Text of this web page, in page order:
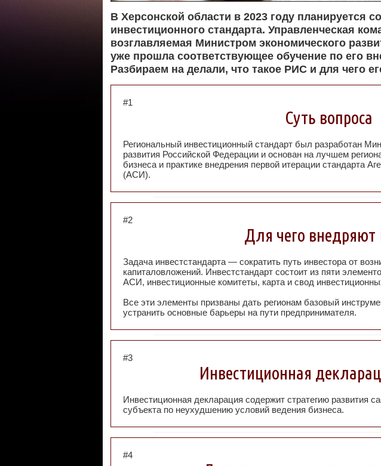
В Херсонской области в 2023 году планируется
инвестиционного стандарта. Управленческая
возглавляемая Министром экономического
уже прошла соответствующее обучение по его
Разбираем на делали, что такое РИС и для чего
#1
Суть вопроса
Региональный инвестиционный стандарт был разработан
развития Российской Федерации и основан на лучшем
бизнеса и практике внедрения первой итерации стандарта
(АСИ).
#2
Для чего внедряют
Задача инвестстандарта — сократить путь инвестора от
капиталовложений. Инвестстандарт состоит из пяти
АСИ, инвестиционные комитеты, карта и свод
Все эти элементы призваны дать регионам базовый
устранить основные барьеры на пути предпринимателя.
#3
Инвестиционная
Инвестиционная декларация содержит стратегию развития
субъекта по неухудшению условий ведения бизнеса.
#4